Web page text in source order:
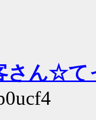
さん☆て